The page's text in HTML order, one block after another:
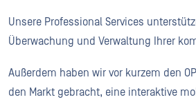
Unsere Professional Services
Überwachung und Verwaltung Ihrer
Außerdem haben wir vor kurzem den
den Markt gebracht, eine interaktive